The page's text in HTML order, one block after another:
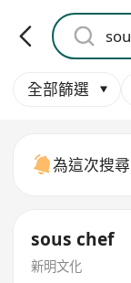
全部篩選
為這次搜
sous chef
新明文化